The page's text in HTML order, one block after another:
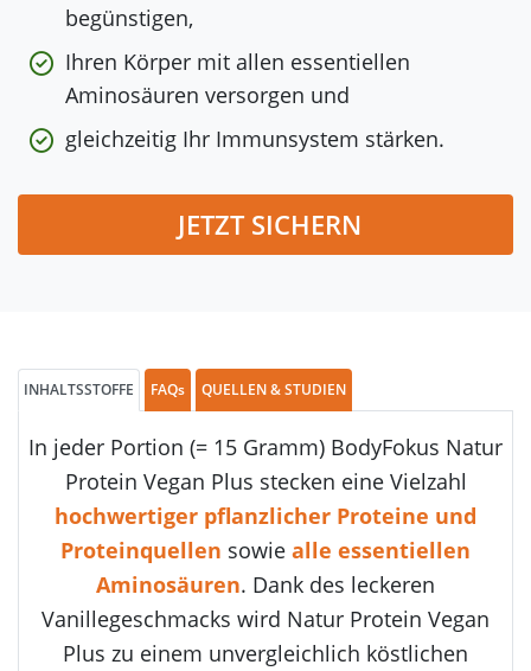
begünstigen,
Ihren Körper mit allen essentiellen
Aminosäuren versorgen und
gleichzeitig Ihr Immunsystem stärken.
JETZT SICHERN
INHALTSSTOFFE FAQs QUELLEN & STUDIEN
In jeder Portion (= 15 Gramm) BodyFokus Natur
Protein Vegan Plus stecken eine Vielzahl
hochwertiger pflanzlicher Proteine und
Proteinquellen sowie alle essentiellen
Aminosäuren. Dank des leckeren
Vanillegeschmacks wird Natur Protein Vegan
Plus zu einem unvergleichlich köstlichen